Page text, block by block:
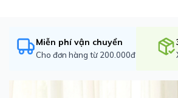
Miễn phí vận chuyển
Cho đơn hàng từ 200.000đ